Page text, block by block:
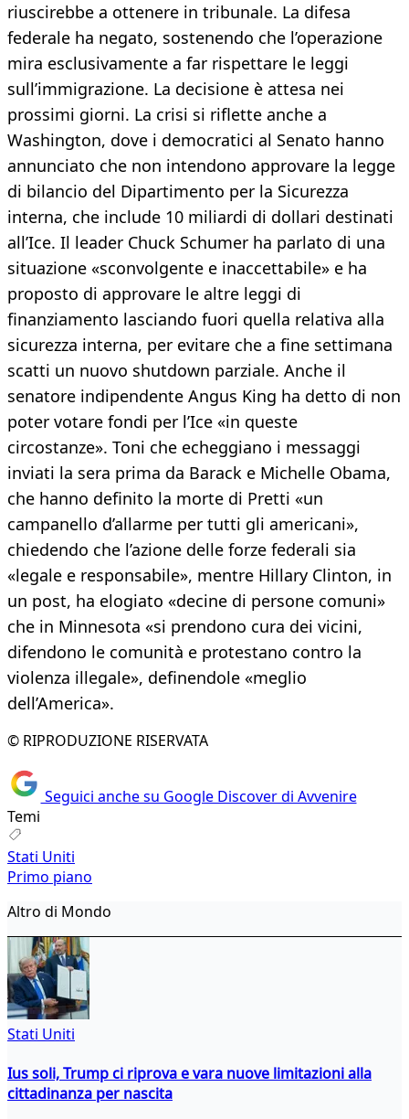
riuscirebbe a ottenere in tribunale. La difesa
federale ha negato, sostenendo che l’operazione
mira esclusivamente a far rispettare le leggi
sull’immigrazione. La decisione è attesa nei
prossimi giorni. La crisi si riflette anche a
Washington, dove i democratici al Senato hanno
annunciato che non intendono approvare la legge
di bilancio del Dipartimento per la Sicurezza
interna, che include 10 miliardi di dollari destinati
all’Ice. Il leader Chuck Schumer ha parlato di una
situazione «sconvolgente e inaccettabile» e ha
proposto di approvare le altre leggi di
finanziamento lasciando fuori quella relativa alla
sicurezza interna, per evitare che a fine settimana
scatti un nuovo shutdown parziale. Anche il
senatore indipendente Angus King ha detto di non
poter votare fondi per l’Ice «in queste
circostanze». Toni che echeggiano i messaggi
inviati la sera prima da Barack e Michelle Obama,
che hanno definito la morte di Pretti «un
campanello d’allarme per tutti gli americani»,
chiedendo che l’azione delle forze federali sia
«legale e responsabile», mentre Hillary Clinton, in
un post, ha elogiato «decine di persone comuni»
che in Minnesota «si prendono cura dei vicini,
difendono le comunità e protestano contro la
violenza illegale», definendole «meglio
dell’America».
© RIPRODUZIONE RISERVATA
Seguici anche su Google Discover di Avvenire
Temi
Stati Uniti
Primo piano
Altro di Mondo
Stati Uniti
Ius soli, Trump ci riprova e vara nuove limitazioni alla
cittadinanza per nascita